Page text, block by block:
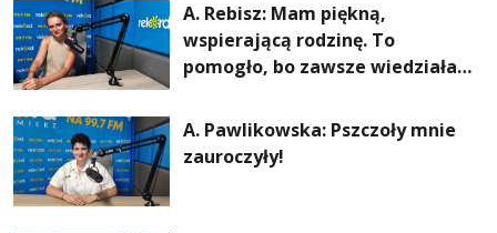
A. Rebisz: Mam piękną,
wspierającą rodzinę. To
pomogło, bo zawsze wiedziałam,
najważniejsza
A. Pawlikowska: Pszczoły mnie
zauroczyły!